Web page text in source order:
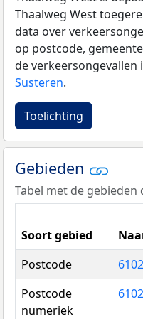
Thaalweg West
data over
op postcode,
de verkeersongevallen
Susteren.
Toelichting
Gebieden
Tabel met de gebieden
Soort gebied
Postcode
Postcode
numeriek
6102